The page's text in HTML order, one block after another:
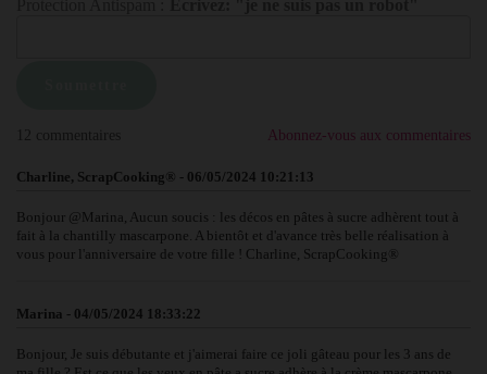
12 commentaires Abonnez-vous aux commentaires
Charline, ScrapCooking® - 06/05/2024 10:21:13
Bonjour @Marina, Aucun soucis : les décos en pâtes à sucre adhèrent tout à
fait à la chantilly mascarpone. A bientôt et d'avance très belle réalisation à
vous pour l'anniversaire de votre fille ! Charline, ScrapCooking®
Marina - 04/05/2024 18:33:22
Bonjour, Je suis débutante et j'aimerai faire ce joli gâteau pour les 3 ans de